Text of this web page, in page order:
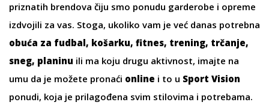
priznatih brendova čiju smo ponudu garderobe i opreme
izdvojili za vas. Stoga, ukoliko vam je već danas potrebna
obuća za fudbal, košarku, fitnes, trening, trčanje,
sneg, planinu ili ma koju drugu aktivnost, imajte na
umu da je možete pronaći online i to u Sport Vision
ponudi, koja je prilagođena svim stilovima i potrebama.